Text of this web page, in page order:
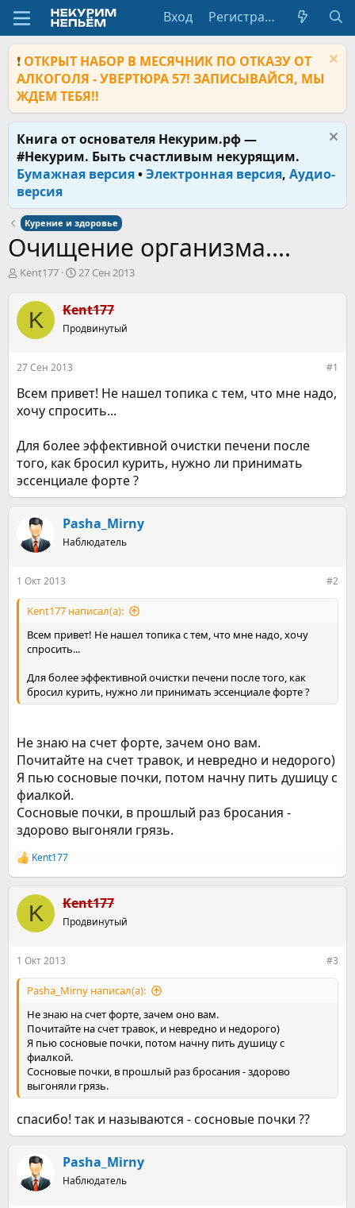
Вход Регистрация
❗ ОТКРЫТ НАБОР В МЕСЯЧНИК ПО ОТКАЗУ ОТ
АЛКОГОЛЯ - УВЕРТЮРА 57! ЗАПИСЫВАЙСЯ, МЫ
ЖДЕМ ТЕБЯ!!
Книга от основателя Некурим.рф —
#Некурим. Быть счастливым некурящим.
Бумажная версия•Электронная версия, Аудио-
версия
Курение и здоровье
Очищение организма....
А
о
р
м
ы
Kent177
Д
а
н
а
27 Сен 2013
K Kent177
Продвинутый
27 Сен 2013 #1
Всем привет! Не нашел топика с тем, что мне надо,
хочу спросить...
Для более эффективной очистки печени после
того, как бросил курить, нужно ли принимать
эссенциале форте ?
Pasha_Mirny
Наблюдатель
1 Окт 2013 #2
Kent177 написал(а):
Всем привет! Не нашел топика с тем, что мне надо, хочу
спросить...
Для более эффективной очистки печени после того, как
бросил курить, нужно ли принимать эссенциале форте ?
Не знаю на счет форте, зачем оно вам.
Почитайте на счет травок, и невредно и недорого)
Я пью сосновые почки, потом начну пить душицу с
фиалкой.
Сосновые почки, в прошлый раз бросания -
здорово выгоняли грязь.
Р
е
к
ц
и
Kent177
K Kent177
Продвинутый
1 Окт 2013 #3
Pasha_Mirny написал(а):
Не знаю на счет форте, зачем оно вам.
Почитайте на счет травок, и невредно и недорого)
Я пью сосновые почки, потом начну пить душицу с
фиалкой.
Сосновые почки, в прошлый раз бросания - здорово
выгоняли грязь.
спасибо! так и называются - сосновые почки ??
Pasha_Mirny
Наблюдатель